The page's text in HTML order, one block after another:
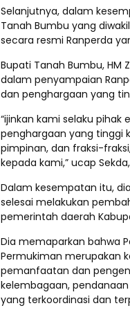
Selanjutnya, dalam
Tanah Bumbu yang
secara resmi Ranperda
Bupati Tanah Bumbu, HM
dalam penyampaian
dan penghargaan yang
“ijinkan kami selaku
penghargaan yang tinggi
pimpinan, dan fraksi-
kepada kami,” ucap
Dalam kesempatan itu,
selesai melakukan
pemerintah daerah
Dia memaparkan bahwa
Permukiman merupakan
pemanfaatan dan
kelembagaan,
yang terkoordinasi dan